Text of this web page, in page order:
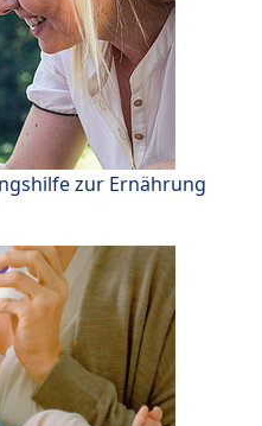
zur Ernährung